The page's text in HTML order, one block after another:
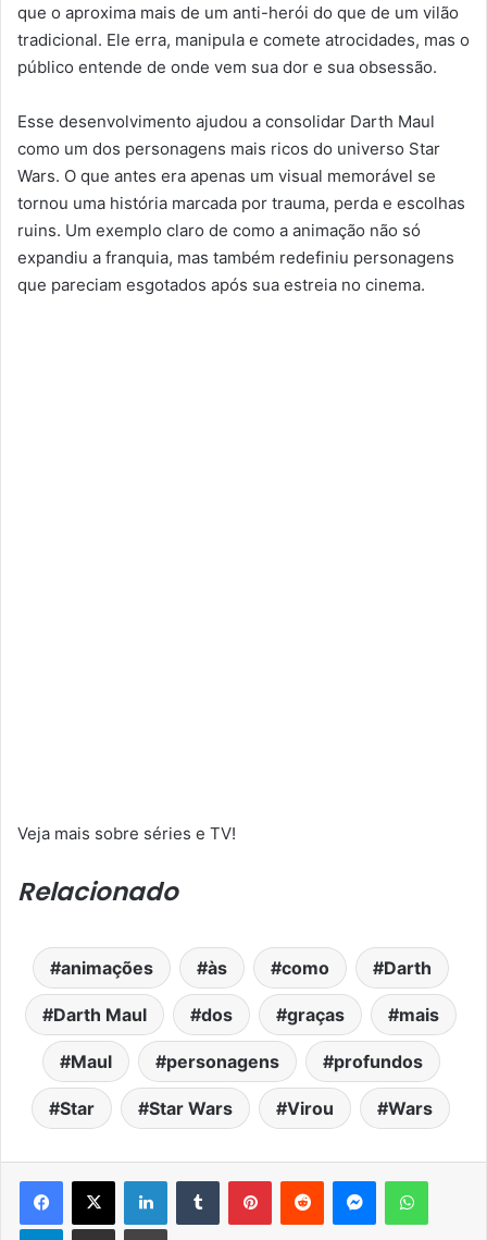
que o aproxima mais de um anti-herói do que de um vilão
tradicional. Ele erra, manipula e comete atrocidades, mas o
público entende de onde vem sua dor e sua obsessão.
Esse desenvolvimento ajudou a consolidar Darth Maul
como um dos personagens mais ricos do universo Star
Wars. O que antes era apenas um visual memorável se
tornou uma história marcada por trauma, perda e escolhas
ruins. Um exemplo claro de como a animação não só
expandiu a franquia, mas também redefiniu personagens
que pareciam esgotados após sua estreia no cinema.
Veja mais sobre séries e TV!
Relacionado
animações às como Darth
Darth Maul dos graças mais
Maul personagens profundos
Star Star Wars Virou Wars
Facebook
X LinkedinTumblr PinterestReddit Messenger
TelegramCompartilhar via e-mail Imprimir